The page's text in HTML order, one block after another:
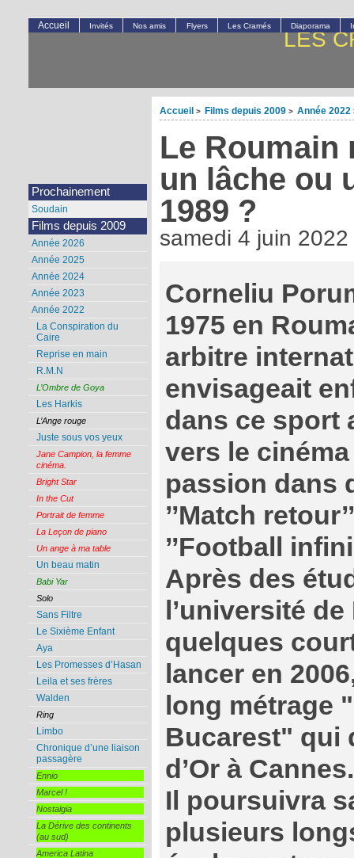
LES
Accueil > Films depuis 2009 > Année 2022
Le Roumain
un lâche ou
1989 ?
samedi 4 juin 2022
Corneliu
1975 en
arbitre
envisageait
dans ce sport
vers le
passion dans
’’Match
’’Football
Après des
l’université
quelques
lancer en
long métrage
Bucarest" qui
d’Or à Cannes.
Il poursuivra
plusieurs
Accueil Invités Nos amis Flyers Les Cramés Diaporama
Prochainement
Soudain
Films depuis 2009
Année 2026
Année 2025
Année 2024
Année 2023
Année 2022
La Conspiration du
Caire
Reprise en main
R.M.N
L’Ombre de Goya
Les Harkis
L’Ange rouge
Juste sous vos yeux
Jane Campion, la femme
cinéma.
Bright Star
In the Cut
Portrait de femme
La Leçon de piano
Un ange à ma table
Un beau matin
Babi Yar
Solo
Sans Filtre
Le Sixième Enfant
Aya
Les Promesses d’Hasan
Leila et ses frères
Walden
Ring
Limbo
Chronique d’une liaison
passagère
Ennio
Marcel !
Nostalgia
La Dérive des continents
(au sud)
America Latina